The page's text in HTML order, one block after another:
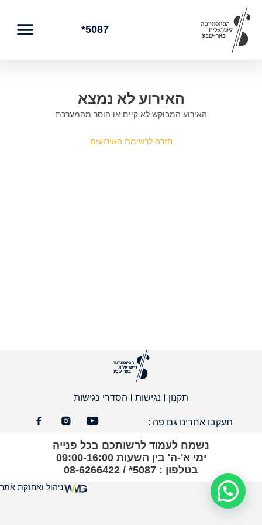
דילוג
לתוכן
5087*
האירוע לא נמצא
האירוע המבוקש לא קיים או הוסר מהמערכת
חזרה לרשימת האירועים
תקנון נגישות הסדרי נגישות
תעקבו אחרינו גם פה :
נשמח לעמוד לרשותכם בכל פנייה
ימי א'-ה' בין השעות 09:00-16:00
בטלפון : 5087* / 08-6266422
ניהול ואחזקת אתר